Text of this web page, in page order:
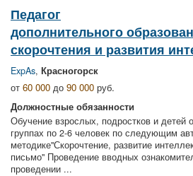
Педагог
дополнительного
скорочтения и развития
ExpAs, Красногорск
от 60 000 до 90 000 руб.
Должностные обязанности
Обучение взрослых, подростков и детей
группах по 2-6 человек по следующим
методике"Скорочтение, развитие
письмо" Проведение вводных
проведении ...